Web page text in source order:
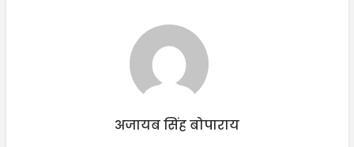
अजायब सिंह बोपाराय